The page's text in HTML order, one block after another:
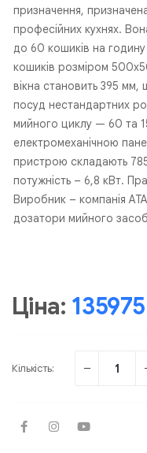
призначення,
професійних кухнях.
до 60 кошиків на
кошиків розміром
вікна становить 395 мм,
посуд нестандартних
мийного циклу — 60 та
електромеханічною
пристрою складають
потужність – 6,8 кВт.
Виробник – компанія
дозатори мийного
Ціна: 135975
Кількість: